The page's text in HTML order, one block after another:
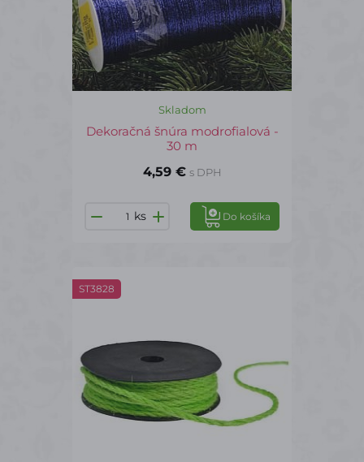
Skladom
Dekoračná šnúra modrofialová -
30 m
4,59 € s DPH
ks Do košíka
ST3828